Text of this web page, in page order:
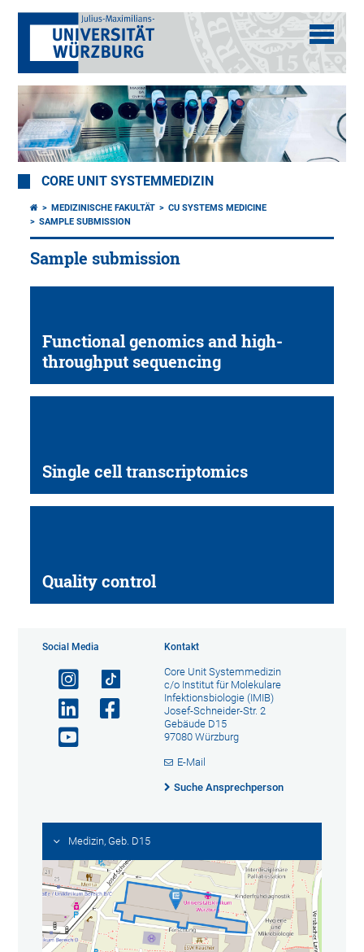
CORE UNIT SYSTEMMEDIZIN
MEDIZINISCHE FAKULTÄT
CU SYSTEMS MEDICINE
SAMPLE SUBMISSION
Sample submission
Functional genomics and high-
throughput sequencing
Single cell transcriptomics
Quality control
Social Media Kontakt
Core Unit Systemmedizin
c/o Institut für Molekulare
Infektionsbiologie (IMIB)
Josef-Schneider-Str. 2
Gebäude D15
97080 Würzburg
E-Mail
Suche Ansprechperson
Medizin, Geb. D15